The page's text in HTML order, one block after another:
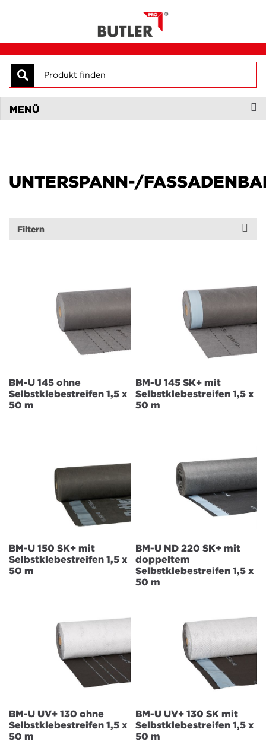
MENÜ
UNTERSPANN-/
BM-U 145 ohne
Selbstklebestreifen 1,5 x
50 m
BM-U 145 SK+ mit
Selbstklebestreifen 1,5 x
50 m
BM-U 150 SK+ mit
Selbstklebestreifen 1,5 x
50 m
BM-U ND 220 SK+ mit
doppeltem
Selbstklebestreifen 1,5 x
50 m
BM-U UV+ 130 ohne
Selbstklebestreifen 1,5 x
50 m
BM-U UV+ 130 SK mit
Selbstklebestreifen 1,5 x
50 m
Filtern